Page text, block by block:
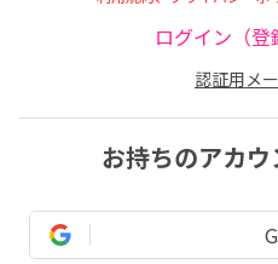
ログイン（登
認証用メ
お持ちのアカ